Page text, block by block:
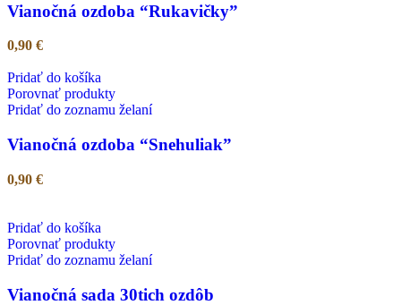
Vianočná ozdoba “Rukavičky”
0,90 €
Pridať do košíka
Porovnať produkty
Pridať do zoznamu želaní
Vianočná ozdoba “Snehuliak”
0,90 €
Pridať do košíka
Porovnať produkty
Pridať do zoznamu želaní
Vianočná sada 30tich ozdôb